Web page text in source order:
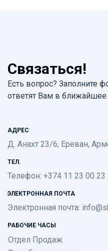
Связаться!
Есть вопрос? Заполните
ответят Вам в
АДРЕС
Д. Анахт 23/6, Ереван,
ТЕЛ.
Телефон: +374 11 23 00 23
ЭЛЕКТРОННАЯ ПОЧТА
Электронная почта:
РАБОЧИЕ ЧАСЫ
Отдел Продаж